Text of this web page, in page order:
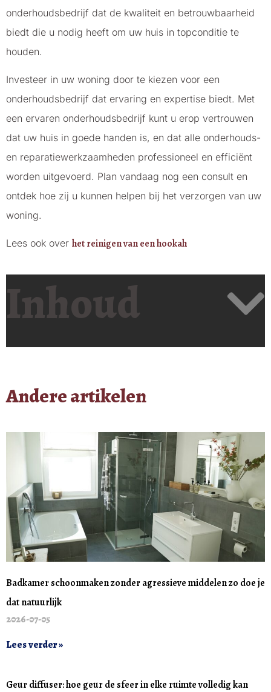
onderhoudsbedrijf dat de kwaliteit en betrouwbaarheid
biedt die u nodig heeft om uw huis in topconditie te
houden.
Investeer in uw woning door te kiezen voor een
onderhoudsbedrijf dat ervaring en expertise biedt. Met
een ervaren onderhoudsbedrijf kunt u erop vertrouwen
dat uw huis in goede handen is, en dat alle onderhouds-
en reparatiewerkzaamheden professioneel en efficiënt
worden uitgevoerd. Plan vandaag nog een consult en
ontdek hoe zij u kunnen helpen bij het verzorgen van uw
woning.
Lees ook over het reinigen van een hookah
Inhoud
Andere artikelen
Badkamer schoonmaken zonder agressieve middelen zo doe je
dat natuurlijk
2026-07-05
Lees verder »
Geur diffuser: hoe geur de sfeer in elke ruimte volledig kan